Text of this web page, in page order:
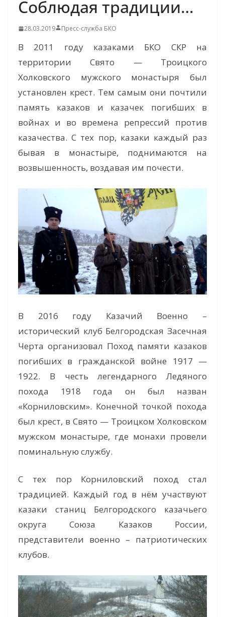
Соблюдая традиции…
28.03.2019 Пресс-служба БКО
В 2011 году казаками БКО СКР на
территории Свято — Троицкого
Холковского мужского монастыря был
установлен крест. Тем самым они почтили
память казаков и казачек погибших в
войнах и во времена репрессий против
казачества. С тех пор, казаки каждый раз
бывая в монастыре, поднимаются на
возвышенность, воздавая им почести.
В 2016 году Казачий Военно –
исторический клуб Белгородская Засечная
Черта организовал Поход памяти казаков
погибших в гражданской войне 1917 —
1922. В честь легендарного Ледяного
похода 1918 года он был назван
«Корниловским». Конечной точкой похода
был крест, в Свято — Троицком Холковском
мужском монастыре, где монахи провели
поминальную службу.
С тех пор Корниловский поход стал
традицией. Каждый год в нём участвуют
казаки станиц Белгородского казачьего
округа Союза Казаков России,
представители военно – патриотических
клубов.